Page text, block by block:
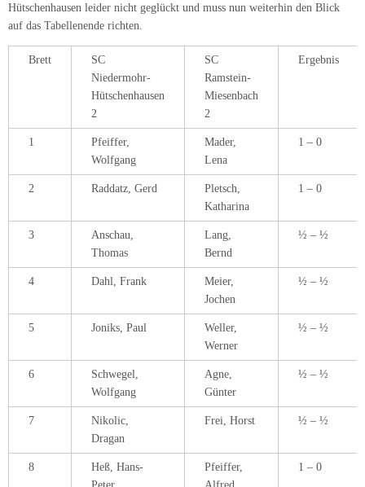
Hütschenhausen leider nicht geglückt und muss nun weiterhin den Blick
auf das Tabellenende richten.
Brett
SC
Niedermohr-
Hütschenhausen
2
SC
Ramstein-
Miesenbach
2
Ergebnis
1
Pfeiffer,
Wolfgang
Mader,
Lena
1 – 0
2 Raddatz, Gerd
Pletsch,
Katharina
1 – 0
3
Anschau,
Thomas
Lang,
Bernd
½ – ½
4 Dahl, Frank
Meier,
Jochen
½ – ½
5 Joniks, Paul
Weller,
Werner
½ – ½
6
Schwegel,
Wolfgang
Agne,
Günter
½ – ½
7
Nikolic,
Dragan
Frei, Horst ½ – ½
8
Heß, Hans-
Pfeiffer,
1 – 0